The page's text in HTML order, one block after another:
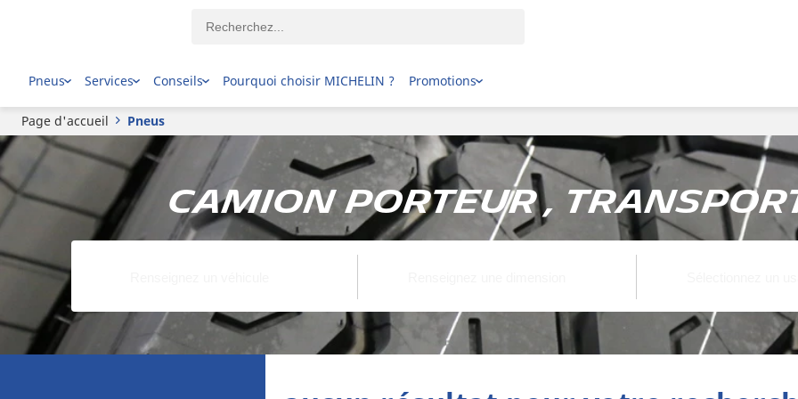
Pneus Services Conseils Pourquoi choisir MICHELIN ? Promotions
Page d'accueil Pneus
Camion porteur ,